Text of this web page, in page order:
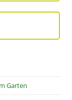
Garten